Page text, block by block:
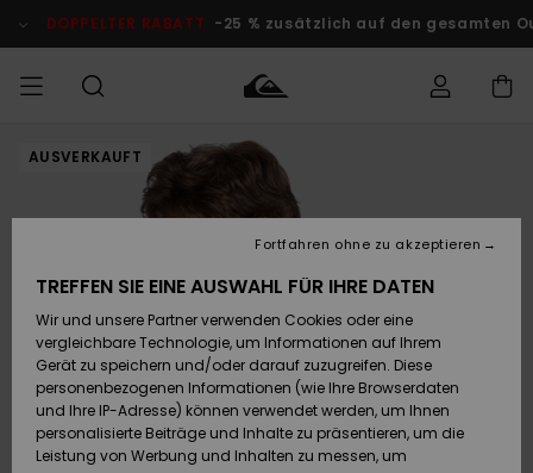
Produktinformation
DOPPELTER RABATT -25 % zusätzlich auf den gesamten
MÄNNER Kleidung
Accessoires
Schuhe&
Flip-Flops
Surf
Kleidung
Accessoires
Schuhe&
Flip-Flops
Surf
FRAUEN
Shop
Brandneu
Highlights
Snow
SURF
Surf Shop
Männer
Kinder
Highlights
Community
SNOW
Snow Shop
Männer
Snow Shop
Kinder
Snow Shop
Damen
Outlet
Herren
KINDER
Outlet
Frauen
Auf meine
Bestellung
Retouren
Bezahlung
Geschenkkarte
AUSVERKAUFT
TREFFEN SIE EINE AUSWAHL FÜR IHRE DATEN
Wir und unsere Partner verwenden Cookies oder eine
vergleichbare Technologie, um Informationen auf Ihrem
Gerät zu speichern und/oder darauf zuzugreifen. Diese
personenbezogenen Informationen (wie Ihre Browserdaten
und Ihre IP-Adresse) können verwendet werden, um Ihnen
personalisierte Beiträge und Inhalte zu präsentieren, um die
Leistung von Werbung und Inhalten zu messen, um
Fortfahren ohne zu akzeptieren